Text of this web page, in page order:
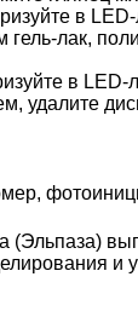
в
гель-лак,
в
удалите
(Эльпаза)
и